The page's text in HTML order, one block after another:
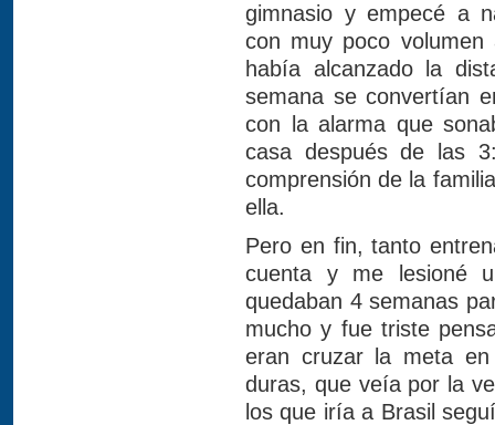
gimnasio y empecé a
con muy poco
había alcanzado la
semana se convertían
con la alarma que
casa después de las
comprensión de la
ella.
Pero en fin, tanto
cuenta y me lesioné
quedaban 4 semanas
mucho y fue triste
eran cruzar la meta
duras, que veía por la
los que iría a Brasil